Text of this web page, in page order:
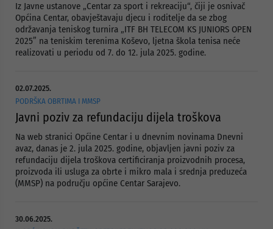
Iz Javne ustanove „Centar za sport i rekreaciju“, čiji je osnivač
Općina Centar, obavještavaju djecu i roditelje da se zbog
održavanja teniskog turnira „ITF BH TELECOM KS JUNIORS OPEN
2025” na teniskim terenima Koševo, ljetna škola tenisa neće
realizovati u periodu od 7. do 12. jula 2025. godine.
02.07.2025.
PODRŠKA OBRTIMA I MMSP
Javni poziv za refundaciju dijela troškova
Na web stranici Općine Centar i u dnevnim novinama Dnevni
avaz, danas je 2. jula 2025. godine, objavljen javni poziv za
refundaciju dijela troškova certificiranja proizvodnih procesa,
proizvoda ili usluga za obrte i mikro mala i srednja preduzeća
(MMSP) na području općine Centar Sarajevo.
30.06.2025.